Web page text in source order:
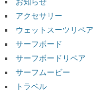
お知らせ
アクセサリー
ウェットスーツリペア
サーフボード
サーフボードリペア
サーフムービー
トラベル